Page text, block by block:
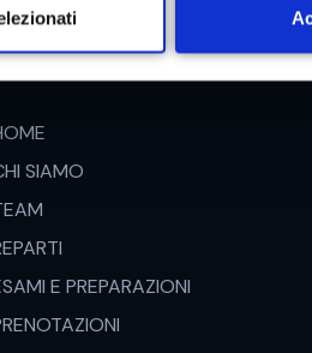
Veloce
SIAMO
E PREPARAZIONI